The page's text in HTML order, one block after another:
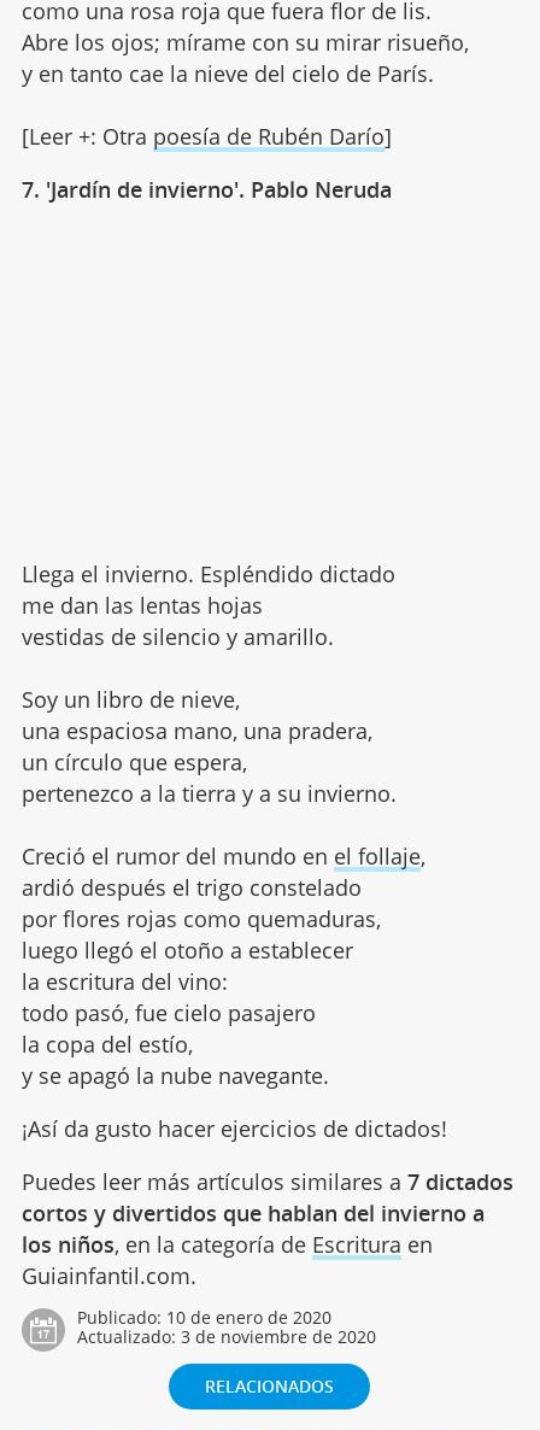
como una rosa roja que fuera flor de lis.
Abre los ojos; mírame con su mirar risueño,
y en tanto cae la nieve del cielo de París.
[Leer +: Otra poesía de Rubén Darío]
7. 'Jardín de invierno'. Pablo Neruda
Llega el invierno. Espléndido dictado
me dan las lentas hojas
vestidas de silencio y amarillo.
Soy un libro de nieve,
una espaciosa mano, una pradera,
un círculo que espera,
pertenezco a la tierra y a su invierno.
Creció el rumor del mundo en el follaje,
ardió después el trigo constelado
por flores rojas como quemaduras,
luego llegó el otoño a establecer
la escritura del vino:
todo pasó, fue cielo pasajero
la copa del estío,
y se apagó la nube navegante.
¡Así da gusto hacer ejercicios de dictados!
Puedes leer más artículos similares a 7 dictados
cortos y divertidos que hablan del invierno a
los niños, en la categoría de Escritura en
Guiainfantil.com.
Publicado: 10 de enero de 2020
Actualizado: 3 de noviembre de 2020
RELACIONADOS